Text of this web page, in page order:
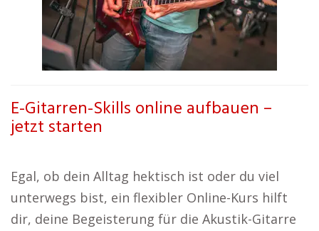
E-Gitarren-Skills online aufbauen –
jetzt starten
Egal, ob dein Alltag hektisch ist oder du viel
unterwegs bist, ein flexibler Online-Kurs hilft
dir, deine Begeisterung für die Akustik-Gitarre